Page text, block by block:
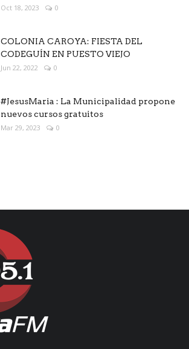
Oct 18, 2023 0
COLONIA CAROYA: FIESTA DEL
CODEGUÍN EN PUESTO VIEJO
Jun 22, 2022 0
#JesusMaria : La Municipalidad propone
nuevos cursos gratuitos
Mar 29, 2023 0